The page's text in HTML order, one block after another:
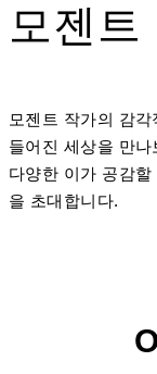
모젠트
모젠트 작가의 감
들어진 세상을 만
다양한 이가 공감
을 초대합니다.